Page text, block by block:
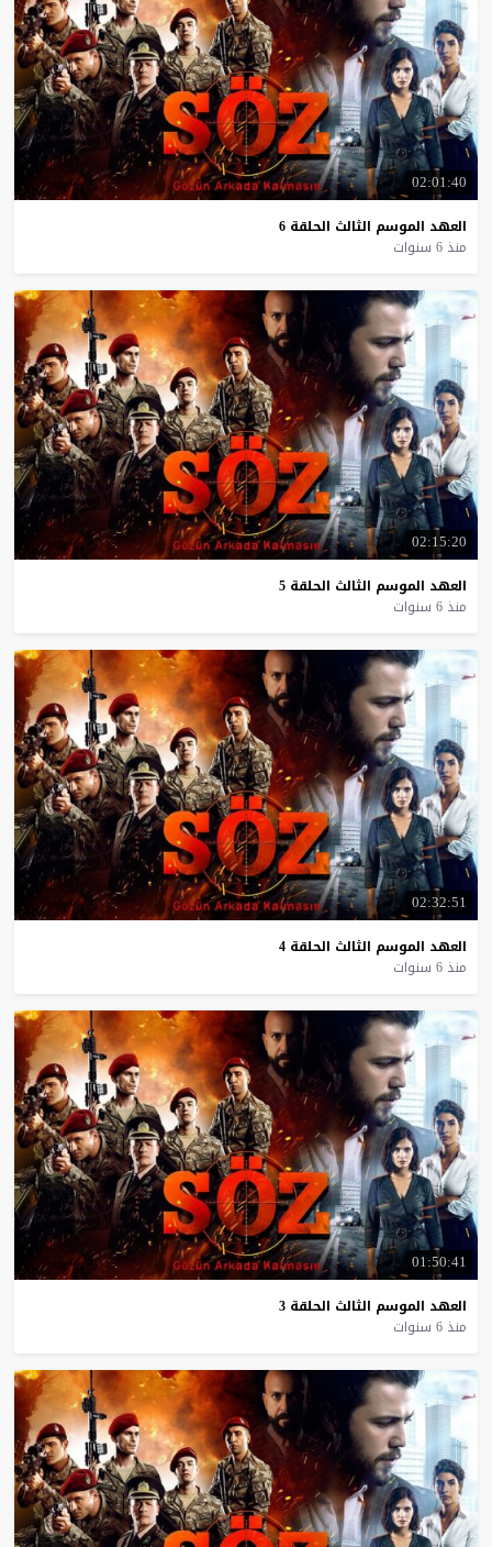
02:01:40
العهد الموسم الثالث الحلقة 6
منذ 6 سنوات
02:15:20
العهد الموسم الثالث الحلقة 5
منذ 6 سنوات
02:32:51
العهد الموسم الثالث الحلقة 4
منذ 6 سنوات
01:50:41
العهد الموسم الثالث الحلقة 3
منذ 6 سنوات